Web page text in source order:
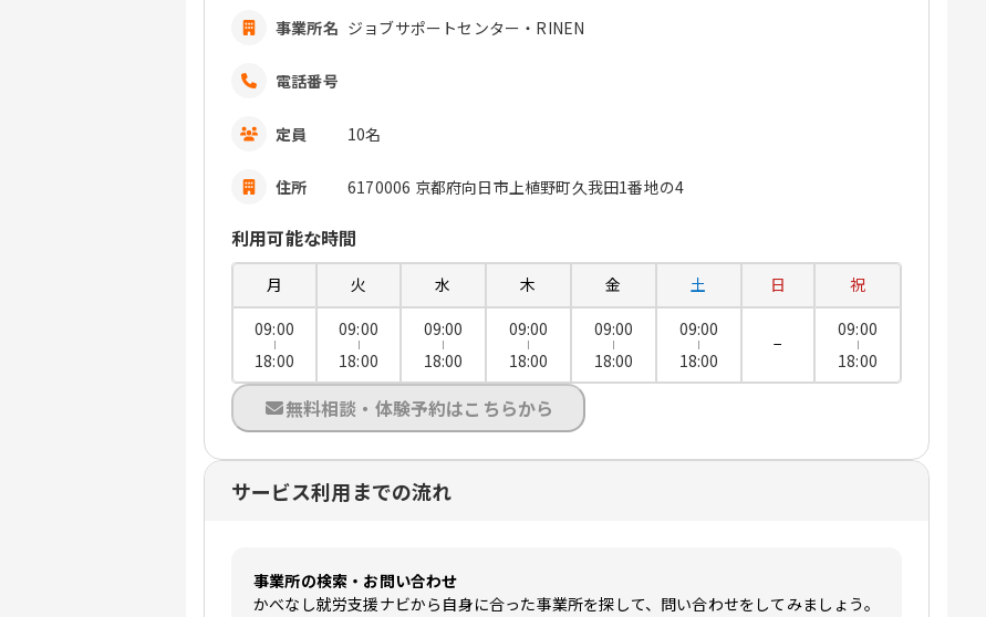
事業所名 ジョブサポートセンター・RINEN
電話番号
定員 10名
住所 6170006 京都府向日市上植野町久我田1番地の4
利用可能な時間
月 火 水 木 金 土 日
祝
09:00
18:00
09:00
18:00
09:00
18:00
09:00
18:00
09:00
18:00
09:00
18:00
−
09:00
18:00
無料相談・体験予約はこちらから
サービス利用までの流れ
事業所の検索・お問い合わせ
かべなし就労支援ナビから自身に合った事業所を探して、問い合わせをしてみましょう。